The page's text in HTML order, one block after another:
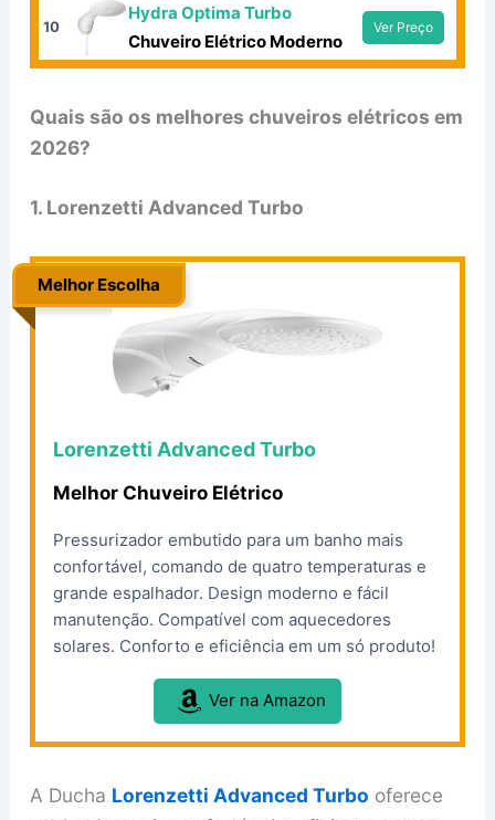
10
Hydra Optima Turbo
Chuveiro Elétrico Moderno
Ver Preço
Quais são os melhores chuveiros elétricos em
2026?
1. Lorenzetti Advanced Turbo
Melhor Escolha
.
Lorenzetti Advanced Turbo
Melhor Chuveiro Elétrico
Pressurizador embutido para um banho mais
confortável, comando de quatro temperaturas e
grande espalhador. Design moderno e fácil
manutenção. Compatível com aquecedores
solares. Conforto e eficiência em um só produto!
Ver na Amazon
A Ducha Lorenzetti Advanced Turbo oferece